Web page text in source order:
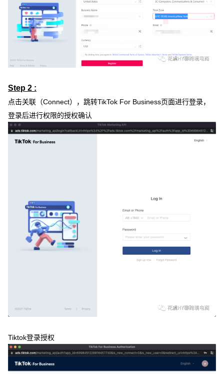
Step 2 :
点击关联（Connect），跳转TikTok For Business页面进行登录，
登录后进行权限的授权确认
Tiktok登录授权